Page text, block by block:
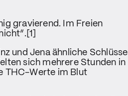
gravierend. Im Freien
und Jena ähnliche Schlüsse
sich mehrere Stunden in
THC-Werte im Blut